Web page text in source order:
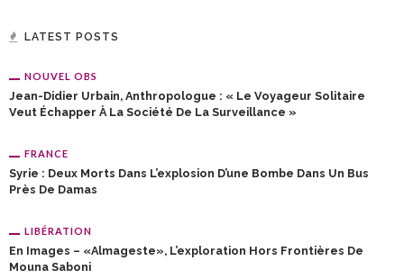
LATEST POSTS
NOUVEL OBS
Jean-Didier Urbain, Anthropologue : « Le Voyageur Solitaire
Veut Échapper À La Société De La Surveillance »
FRANCE
Syrie : Deux Morts Dans L’explosion D’une Bombe Dans Un Bus
Près De Damas
LIBÉRATION
En Images – «Almageste», L’exploration Hors Frontières De
Mouna Saboni